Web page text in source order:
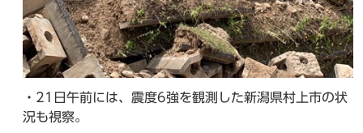
・21日午前には、震度6強を観測した新潟県村上市の状
況も視察。